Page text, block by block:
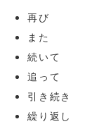
再び
また
続いて
追って
引き続き
繰り返し